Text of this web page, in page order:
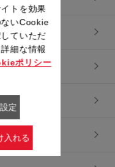
トを効果
いCookie
ていただ
細な情報
ポリシー
定
入れる